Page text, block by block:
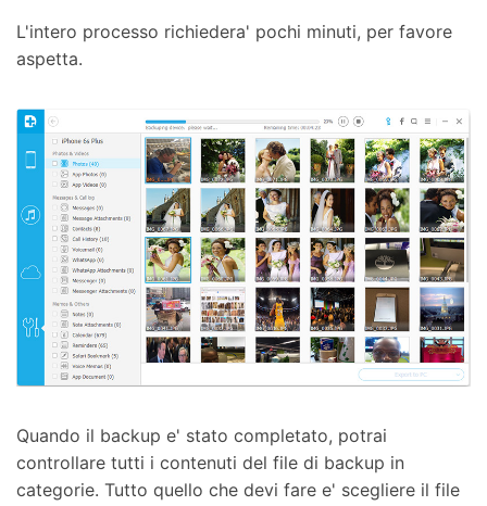
L'intero processo richiedera' pochi minuti, per favore
aspetta.
Quando il backup e' stato completato, potrai
controllare tutti i contenuti del file di backup in
categorie. Tutto quello che devi fare e' scegliere il file